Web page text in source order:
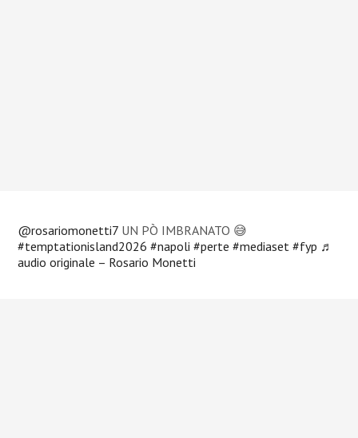
@rosariomonetti7 UN PÒ IMBRANATO 😅
#temptationisland2026 #napoli #perte #mediaset #fyp ♬
audio originale – Rosario Monetti